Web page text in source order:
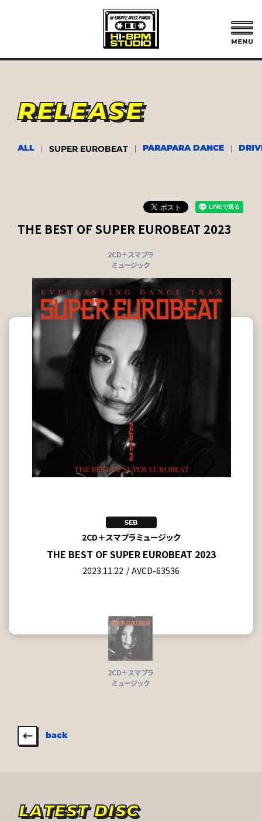
RELEASE
ALL SUPER EUROBEAT PARAPARA DANCE
THE BEST OF SUPER EUROBEAT 2023
2CD＋スマプラ
ミュージック
SEB
2CD＋スマプラミュージック
THE BEST OF SUPER EUROBEAT 2023
2023.11.22 AVCD-63536
2CD＋スマプラ
ミュージック
back
LATEST DISC